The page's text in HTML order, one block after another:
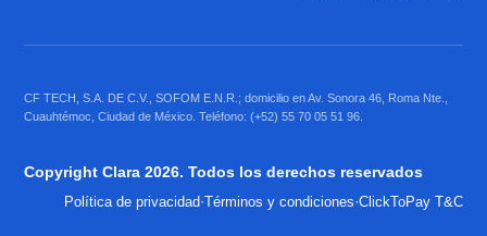
CF TECH, S.A. DE C.V., SOFOM E.N.R.; domicilio en Av. Sonora 46, Roma Nte.,
Cuauhtémoc, Ciudad de México. Teléfono: (+52) 55 70 05 51 96.
Copyright Clara 2026. Todos los derechos reservados
Política de privacidad·Términos y condiciones·ClickToPay T&C